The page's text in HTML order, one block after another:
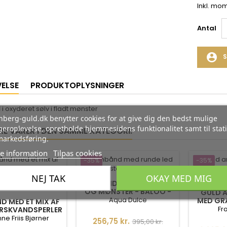
Inkl.
Antal
account_circle
PRODUKTOPLYSNINGER
oxyderet sølv i fladt mønster
VARER I DEN SAMME KATEGORI:
MED ET MIX AF
SØLV
Friis Bjørner
-35%
ARMBÅND MED RUNDE LED
OG MØNSTER - BALOO -
4925
Aqua Dulce
Pris
256,75 kr. Normalpris
395,00 kr.
-35%
GULD
MED
guld.dk benytter cookies for at give dig den bedst mulige
opretholde hjemmesidens funktionalitet samt til
information Tilpas cookies
NEJ TAK OKAY MED MIG